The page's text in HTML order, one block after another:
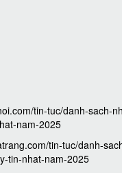
tin-tuc/danh-sach-
nam-2025
tin-tuc/danh-
tin-nhat-nam-2025